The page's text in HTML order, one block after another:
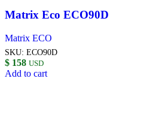
Matrix Eco ECO90D
Matrix ECO
SKU: ECO90D
$ 158 USD
Add to cart